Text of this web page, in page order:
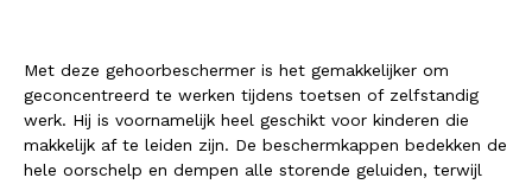
Met deze gehoorbeschermer is het gemakkelijker om
geconcentreerd te werken tijdens toetsen of zelfstandig
werk. Hij is voornamelijk heel geschikt voor kinderen die
makkelijk af te leiden zijn. De beschermkappen bedekken de
hele oorschelp en dempen alle storende geluiden, terwijl